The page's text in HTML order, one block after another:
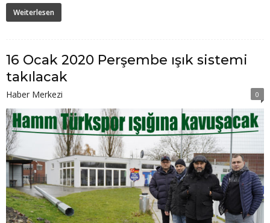
Weiterlesen
16 Ocak 2020 Perşembe ışık sistemi
takılacak
Haber Merkezi 0